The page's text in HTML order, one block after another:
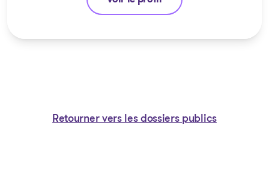
Dominic Deslandes
Retourner vers les dossiers publics